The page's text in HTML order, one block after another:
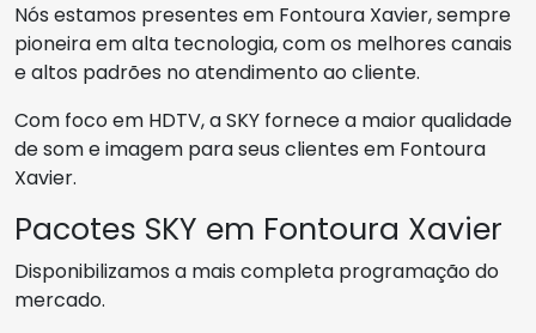
Nós estamos presentes em Fontoura Xavier, sempre
pioneira em alta tecnologia, com os melhores canais
e altos padrões no atendimento ao cliente.
Com foco em HDTV, a SKY fornece a maior qualidade
de som e imagem para seus clientes em Fontoura
Xavier.
Pacotes SKY em Fontoura Xavier
Disponibilizamos a mais completa programação do
mercado.